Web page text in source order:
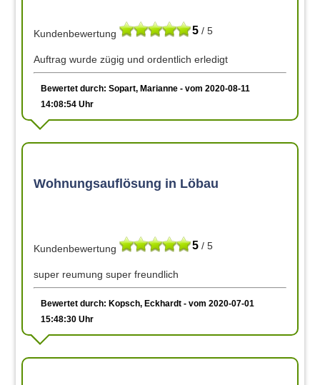
5 / 5
Kundenbewertung
Auftrag wurde zügig und ordentlich erledigt
Bewertet durch: Sopart, Marianne - vom 2020-08-11
14:08:54 Uhr
Wohnungsauflösung in Löbau
5 / 5
Kundenbewertung
super reumung super freundlich
Bewertet durch: Kopsch, Eckhardt - vom 2020-07-01
15:48:30 Uhr